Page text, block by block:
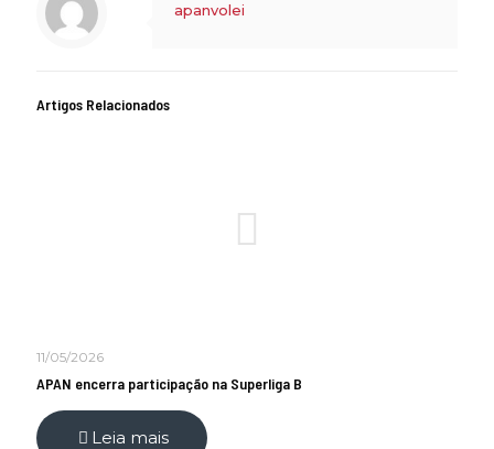
apanvolei
Artigos Relacionados
11/05/2026
APAN encerra participação na Superliga B
Leia mais